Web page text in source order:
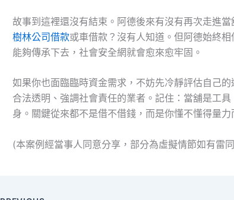
故事到這裡還沒有結束。阿德後來有沒有再次走進
樹林公司借款或車借款？沒有人知道。但阿德始終
能夠傳承下去，社會安全網就會愈來愈牢固。
如果你也面臨臨時資金需求，不妨先冷靜評估自己
合法透明、強調社會責任的業者。記住：當舖是工
身。關鍵從來都不是借不借錢，而是你懂不懂得量力
(本案例經當事人同意分享，部分為虛擬情節如有雷